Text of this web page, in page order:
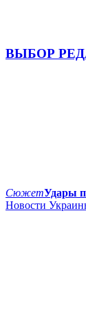
ВЫБОР
СюжетУдары
Новости